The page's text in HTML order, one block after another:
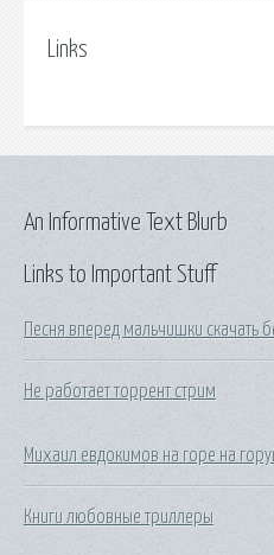
Links
Links to Important Stuff
Песня вперед мальчишки скачать
Не работает торрент стрим
Михаил евдокимов на горе на
Книги любовные триллеры
An Informative Text Blurb